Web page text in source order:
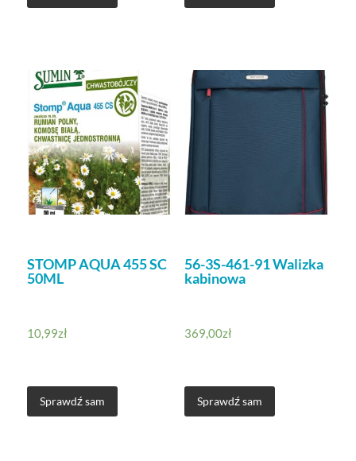
STOMP AQUA 455 SC
50ML
10,99zł
Sprawdź sam
56-3S-461-91 Walizka
kabinowa
369,00zł
Sprawdź sam